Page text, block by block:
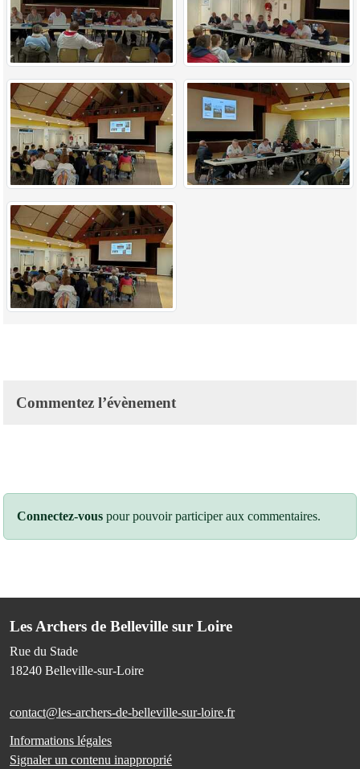
Commentez l’évènement
Connectez-vous pour pouvoir participer aux commentaires.
Les Archers de Belleville sur Loire
Rue du Stade
18240 Belleville-sur-Loire
contact@les-archers-de-belleville-sur-loire.fr
Informations légales
Signaler un contenu inapproprié